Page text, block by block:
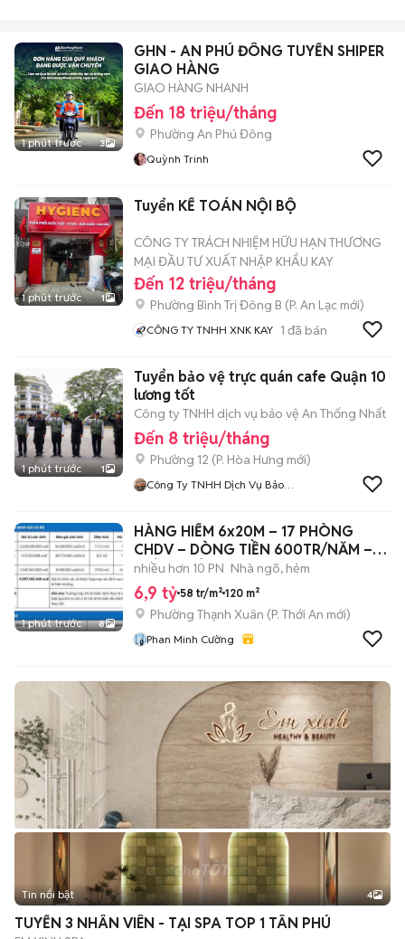
1 phút trước 3
GHN - AN PHÚ ĐÔNG TUYỂN SHIPER
GIAO HÀNG
GIAO HÀNG NHANH
Đến 18 triệu/tháng
Phường An Phú Đông
Quỳnh Trinh
1 phút trước 1
Tuyển KẾ TOÁN NỘI BỘ
CÔNG TY TRÁCH NHIỆM HỮU HẠN THƯƠNG
MẠI ĐẦU TƯ XUẤT NHẬP KHẨU KAY
Đến 12 triệu/tháng
Phường Bình Trị Đông B (P. An Lạc mới)
CÔNG TY TNHH XNK KAY 1 đã bán
1 phút trước 1
Tuyển bảo vệ trực quán cafe Quận 10
lương tốt
Công ty TNHH dịch vụ bảo vệ An Thống Nhất
Đến 8 triệu/tháng
Phường 12 (P. Hòa Hưng mới)
Công Ty TNHH Dịch Vụ Bảo
1 phút trước 8
HÀNG HIẾM 6x20M – 17 PHÒNG
CHDV – DÒNG TIỀN 600TR/NĂM –
GIÁ 6.9 TỶ TL
nhiều hơn 10 PN Nhà ngõ, hẻm
6,9 tỷ 58 tr/m² 120 m²
Phường Thạnh Xuân (P. Thới An mới)
Phan Minh Cường
Tin nổi bật 4
TUYỂN 3 NHÂN VIÊN - TẠI SPA TOP 1 TÂN PHÚ